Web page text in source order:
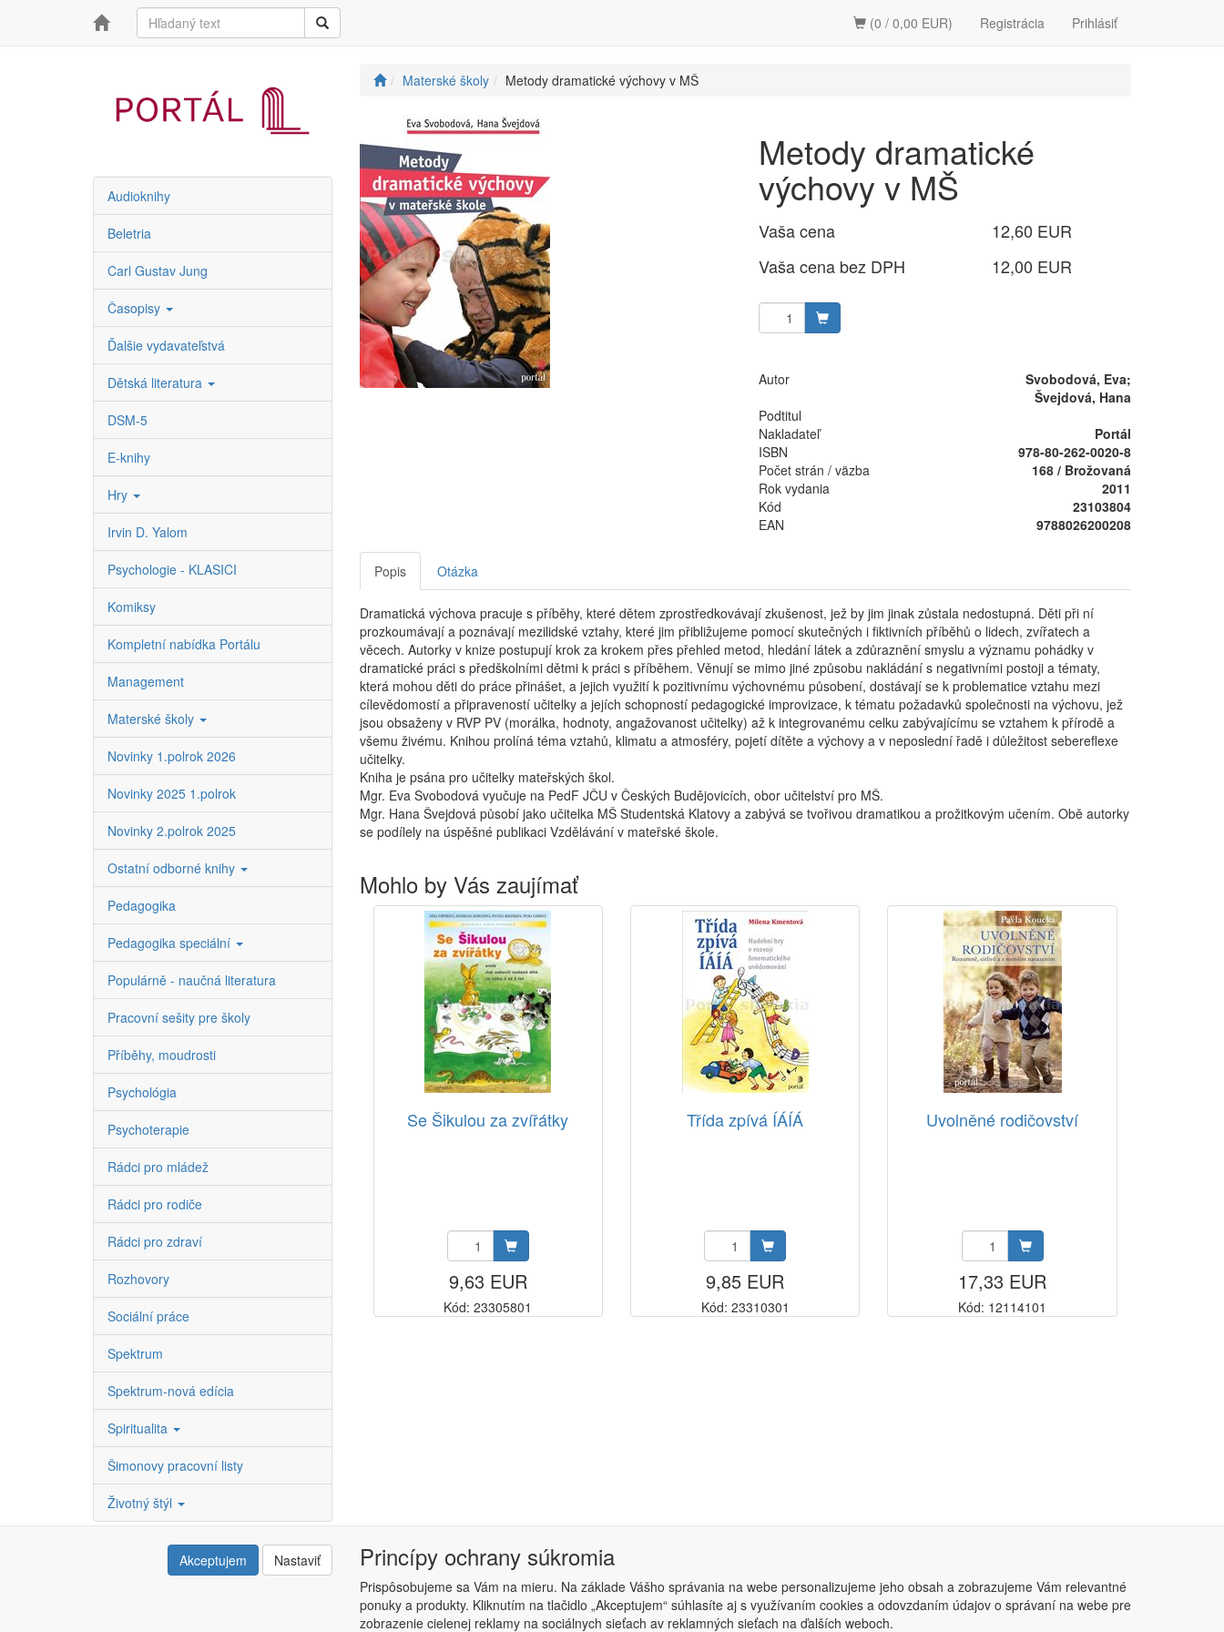
Registrácia Prihlásiť
(0 / 0,00 EUR)
Audioknihy
Beletria
Carl Gustav Jung
Časopisy
Ďalšie vydavateľstvá
Dětská literatura
DSM-5
E-knihy
Hry
Irvin D. Yalom
Psychologie - KLASICI
Komiksy
Kompletní nabídka Portálu
Management
Materské školy
Novinky 1.polrok 2026
Novinky 2025 1.polrok
Novinky 2.polrok 2025
Ostatní odborné knihy
Pedagogika
Pedagogika speciální
Populárně - naučná literatura
Pracovní sešity pre školy
Příběhy, moudrosti
Psychológia
Psychoterapie
Rádci pro mládež
Rádci pro rodiče
Rádci pro zdraví
Rozhovory
Sociální práce
Spektrum
Spektrum-nová edícia
Spiritualita
Šimonovy pracovní listy
Životný štýl
Materské školy Metody dramatické výchovy v MŠ
Metody dramatické
výchovy v MŠ
Vaša cena
12,60 EUR
Vaša cena bez DPH
12,00 EUR
Autor
Svobodová, Eva;
Švejdová, Hana
Podtitul
Nakladateľ
Portál
ISBN
978-80-262-0020-8
Počet strán / väzba
168 / Brožovaná
Rok vydania
2011
Kód
23103804
EAN
9788026200208
Popis Otázka
Dramatická výchova pracuje s příběhy, které dětem zprostředkovávají zkušenost, jež by jim jinak zůstala nedostupná. Děti při ní
prozkoumávají a poznávají mezilidské vztahy, které jim přibližujeme pomocí skutečných i fiktivních příběhů o lidech, zvířatech a
věcech. Autorky v knize postupují krok za krokem přes přehled metod, hledání látek a zdůraznění smyslu a významu pohádky v
dramatické práci s předškolními dětmi k práci s příběhem. Věnují se mimo jiné způsobu nakládání s negativními postoji a tématy,
která mohou děti do práce přinášet, a jejich využití k pozitivnímu výchovnému působení, dostávají se k problematice vztahu mezi
cílevědomostí a připraveností učitelky a jejích schopností pedagogické improvizace, k tématu požadavků společnosti na výchovu, jež
jsou obsaženy v RVP PV (morálka, hodnoty, angažovanost učitelky) až k integrovanému celku zabývajícímu se vztahem k přírodě a
všemu živému. Knihou prolíná téma vztahů, klimatu a atmosféry, pojetí dítěte a výchovy a v neposlední řadě i důležitost sebereflexe
učitelky.
Kniha je psána pro učitelky mateřských škol.
Mgr. Eva Svobodová vyučuje na PedF JČU v Českých Budějovicích, obor učitelství pro MŠ.
Mgr. Hana Švejdová působí jako učitelka MŠ Studentská Klatovy a zabývá se tvořivou dramatikou a prožitkovým učením. Obě autorky
se podílely na úspěšné publikaci Vzdělávání v mateřské škole.
Mohlo by Vás zaujímať
Se Šikulou za zvířátky
9,63 EUR
Kód: 23305801
Třída zpívá ÍÁÍÁ
9,85 EUR
Kód: 23310301
Uvolněné rodičovství
17,33 EUR
Kód: 12114101
Obchodné podmienky |Nastavenie súkromia
Akceptujem Nastaviť Princípy ochrany súkromia
Prispôsobujeme sa Vám na mieru. Na základe Vášho správania na webe personalizujeme jeho obsah a zobrazujeme Vám relevantné
ponuky a produkty. Kliknutím na tlačidlo „Akceptujem“ súhlasíte aj s využívaním cookies a odovzdaním údajov o správaní na webe pre
zobrazenie cielenej reklamy na sociálnych sieťach av reklamných sieťach na ďalších weboch.